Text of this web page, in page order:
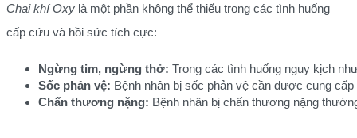
Chai khí Oxy là một phần không thể thiếu trong các tình huống
cấp cứu và hồi sức tích cực:
Ngừng tim, ngừng thở: Trong các tình huống nguy kịch
Sốc phản vệ: Bệnh nhân bị sốc phản vệ cần được cung
Chấn thương nặng: Bệnh nhân bị chấn thương nặng